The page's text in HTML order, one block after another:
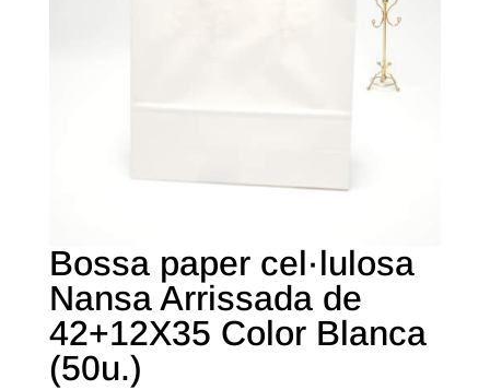
Bossa paper cel·lulosa
Nansa Arrissada de
42+12X35 Color Blanca
(50u.)